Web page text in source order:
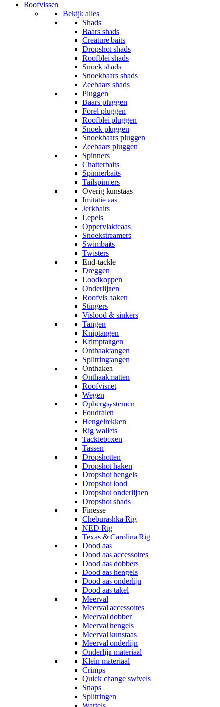
Roofvissen
Bekijk alles
Shads
Baars shads
Creature baits
Dropshot shads
Roofblei shads
Snoek shads
Snoekbaars shads
Zeebaars shads
Pluggen
Baars pluggen
Forel pluggen
Roofblei pluggen
Snoek pluggen
Snoekbaars pluggen
Zeebaars pluggen
Spinners
Chatterbaits
Spinnerbaits
Tailspinners
Overig kunstaas
Imitatie aas
Jerkbaits
Lepels
Oppervlakteaas
Snoekstreamers
Swimbaits
Twisters
End-tackle
Dreggen
Loodkoppen
Onderlijnen
Roofvis haken
Stingers
Vislood & sinkers
Tangen
Kniptangen
Krimptangen
Onthaaktangen
Splitringtangen
Onthaken
Onthaakmatten
Roofvisnet
Wegen
Opbergsystemen
Foudralen
Hengelrekken
Rig wallets
Tackleboxen
Tassen
Dropshotten
Dropshot haken
Dropshot hengels
Dropshot lood
Dropshot onderlijnen
Dropshot shads
Finesse
Cheburashka Rig
NED Rig
Texas & Carolina Rig
Dood aas
Dood aas accessoires
Dood aas dobbers
Dood aas hengels
Dood aas onderlijn
Dood aas takel
Meerval
Meerval accessoires
Meerval dobber
Meerval hengels
Meerval kunstaas
Meerval onderlijn
Onderlijn materiaal
Klein materiaal
Crimps
Quick change swivels
Snaps
Splitringen
Wartels